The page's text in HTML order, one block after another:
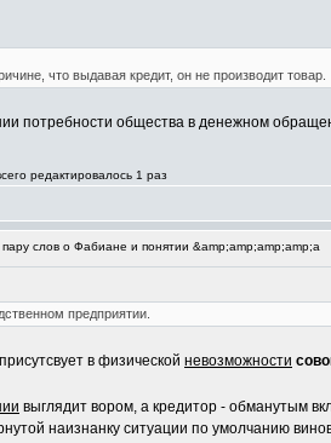
что выдавая кредит, он не производит товар.
потребности общества в денежном
редактировалось 1 раз
слов о Фабиане и понятии &amp;amp;amp;amp;a
предприятии.
в физической невозможности
выглядит вором, а кредитор - обманутым
наизнанку ситуации по умолчанию